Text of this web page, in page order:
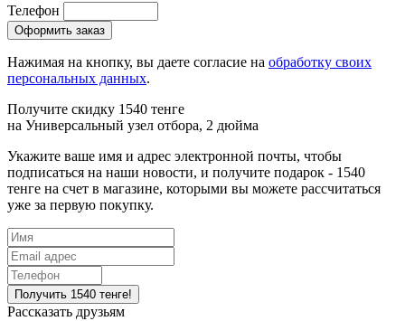
Телефон
Нажимая на кнопку, вы даете согласие на обработку своих
персональных данных.
Получите скидку 1540 тенге
на Универсальный узел отбора, 2 дюйма
Укажите ваше имя и адрес электронной почты, чтобы
подписаться на наши новости, и получите подарок - 1540
тенге на счет в магазине, которыми вы можете рассчитаться
уже за первую покупку.
Рассказать друзьям